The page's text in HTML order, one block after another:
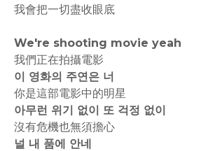
我會把一切盡收眼底
We're shooting movie yeah
我們正在拍攝電影
이 영화의 주연은 너
你是這部電影中的明星
아무런 위기 없이 또 걱정 없이
沒有危機也無須擔心
널 내 품에 안네